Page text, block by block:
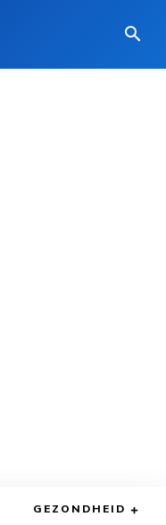
GEZONDHEID